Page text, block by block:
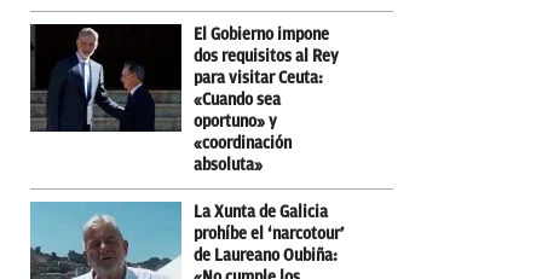
El Gobierno impone
dos requisitos al Rey
para visitar Ceuta:
«Cuando sea
oportuno» y
«coordinación
absoluta»
La Xunta de Galicia
prohíbe el ‘narcotour’
de Laureano Oubiña: